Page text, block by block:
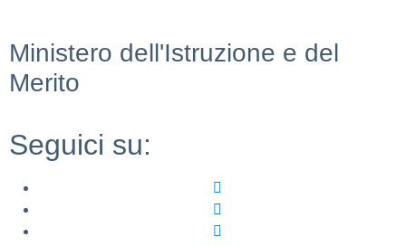
Ministero dell'Istruzione e del
Merito
Seguici su: